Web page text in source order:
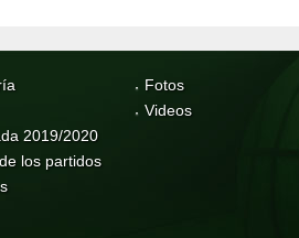
2019/2020
los partidos
Fotos
Videos